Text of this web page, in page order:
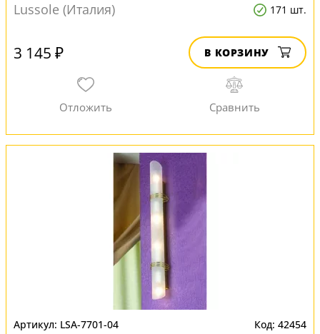
Lussole (Италия)
171 шт.
3 145 ₽ В КОРЗИНУ
LSA-7701-04 42454